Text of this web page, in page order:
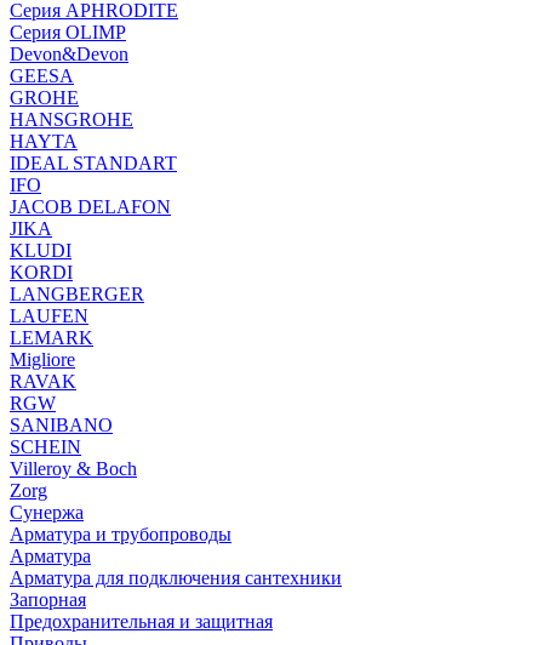
Серия APHRODITE
Серия OLIMP
Devon&Devon
GEESA
GROHE
HANSGROHE
HAYTA
IDEAL STANDART
IFO
JACOB DELAFON
JIKA
KLUDI
KORDI
LANGBERGER
LAUFEN
LEMARK
Migliore
RAVAK
RGW
SANIBANO
SCHEIN
Villeroy & Boch
Zorg
Сунержа
Арматура и трубопроводы
Арматура
Арматура для подключения сантехники
Запорная
Предохранительная и защитная